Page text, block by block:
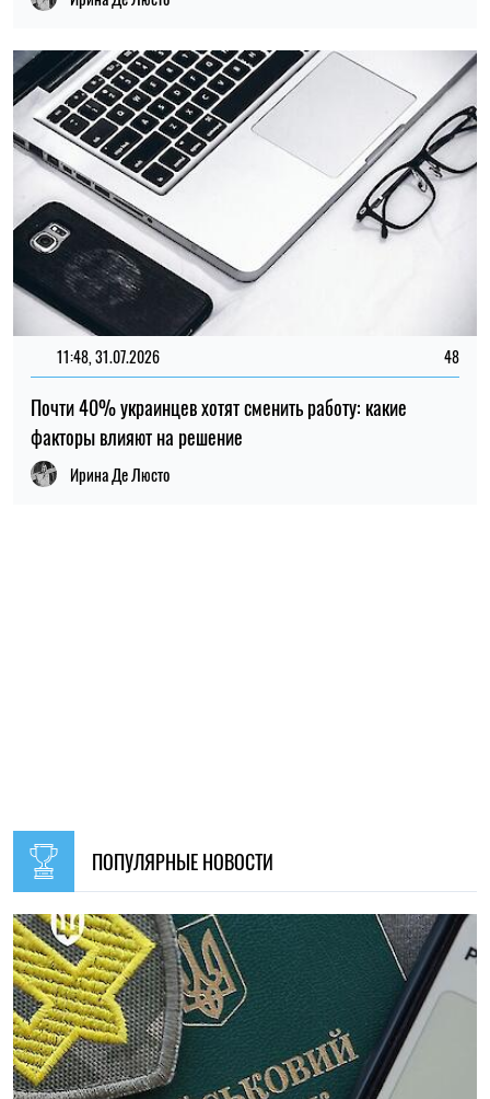
11:48, 31.07.2026 48
Почти 40% украинцев хотят сменить работу: какие
факторы влияют на решение
Ирина Де Люсто
ПОПУЛЯРНЫЕ НОВОСТИ